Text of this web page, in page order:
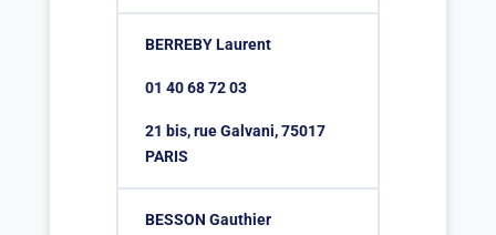
BERREBY Laurent
01 40 68 72 03
21 bis, rue Galvani, 75017
PARIS
BESSON Gauthier